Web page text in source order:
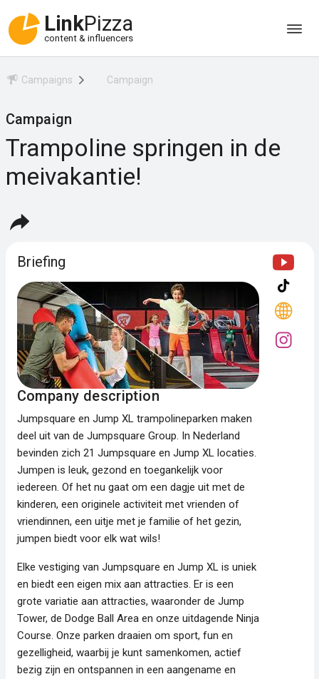
LinkPizza
content & influencers
Campaigns Campaign
Campaign
Trampoline springen in de
meivakantie!
Briefing
Company description
Jumpsquare en Jump XL trampolineparken maken
deel uit van de Jumpsquare Group. In Nederland
bevinden zich 21 Jumpsquare en Jump XL locaties.
Jumpen is leuk, gezond en toegankelijk voor
iedereen. Of het nu gaat om een dagje uit met de
kinderen, een originele activiteit met vrienden of
vriendinnen, een uitje met je familie of het gezin,
jumpen biedt voor elk wat wils!
Elke vestiging van Jumpsquare en Jump XL is uniek
en biedt een eigen mix aan attracties. Er is een
grote variatie aan attracties, waaronder de Jump
Tower, de Dodge Ball Area en onze uitdagende Ninja
Course. Onze parken draaien om sport, fun en
gezelligheid, waarbij je kunt samenkomen, actief
bezig zijn en ontspannen in een aangename en